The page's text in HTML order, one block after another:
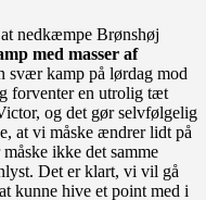
nedkæmpe Brønshøj
med masser af
svær kamp på lørdag mod
forventer en utrolig tæt
og det gør selvfølgelig
at vi måske ændrer lidt på
ikke det samme
Det er klart, vi vil gå
kunne hive et point med i